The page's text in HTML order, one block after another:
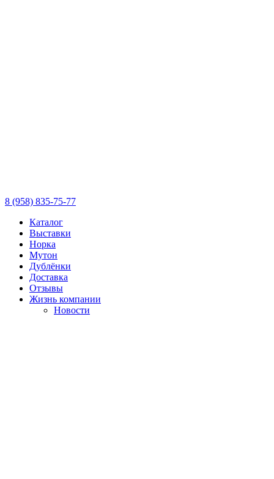
8 (958) 835-75-77
Каталог
Выставки
Норка
Мутон
Дублёнки
Доставка
Отзывы
Жизнь компании
Новости